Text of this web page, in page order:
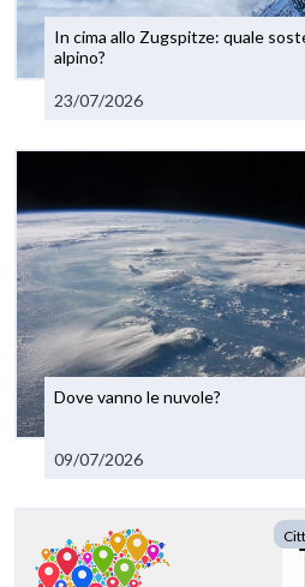
In cima allo Zugspitze: quale
alpino?
23/07/2026
Dove vanno le nuvole?
09/07/2026